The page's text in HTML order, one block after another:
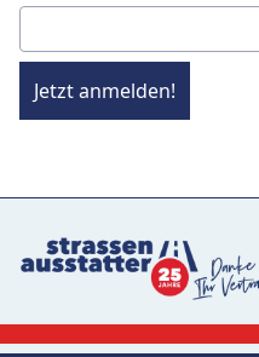
Jetzt anmelden!